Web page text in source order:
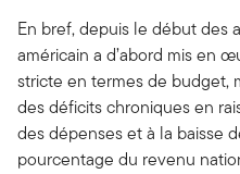
En bref, depuis le début des
américain a d’abord mis en
stricte en termes de budget,
des déficits chroniques en
des dépenses et à la baisse
pourcentage du revenu